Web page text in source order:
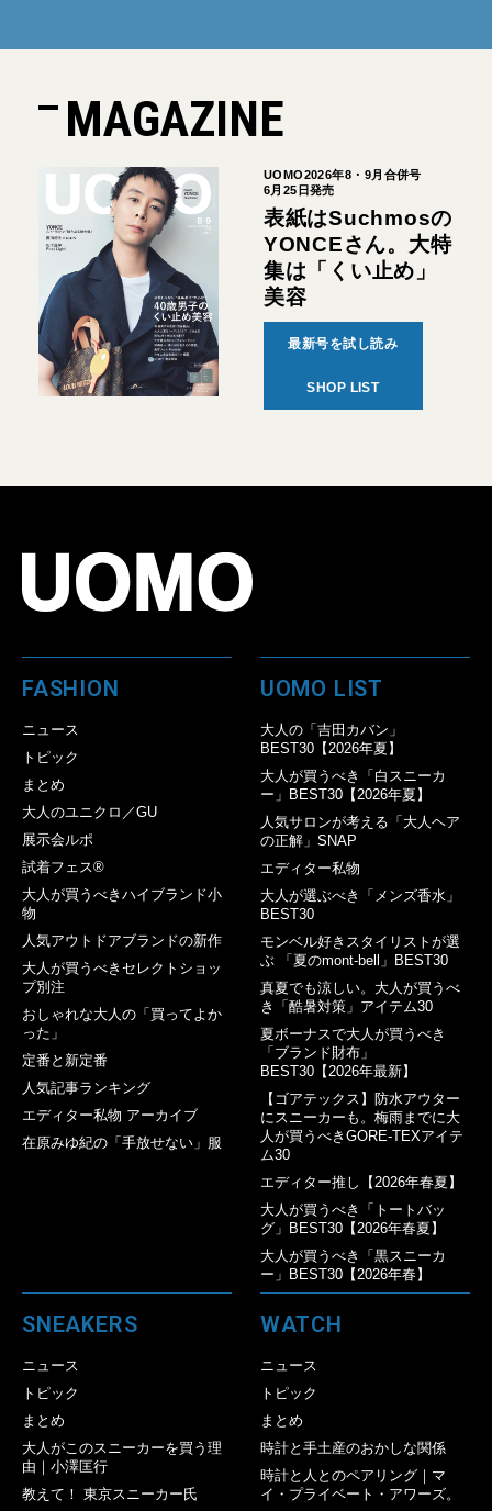
MAGAZINE
UOMO2026年8・9月合併号
6月25日発売
表紙はSuchmosの
YONCEさん。大特
集は「くい止め」
美容
最新号を試し読み
SHOP LIST
FASHION
ニュース
トピック
まとめ
大人のユニクロ／GU
展示会ルポ
試着フェス®︎
大人が買うべきハイブランド小
物
人気アウトドアブランドの新作
大人が買うべきセレクトショッ
プ別注
おしゃれな大人の「買ってよか
った」
定番と新定番
人気記事ランキング
エディター私物 アーカイブ
在原みゆ紀の「手放せない」服
UOMO LIST
大人の「吉田カバン」
BEST30【2026年夏】
大人が買うべき「白スニーカ
ー」BEST30【2026年夏】
人気サロンが考える「大人ヘア
の正解」SNAP
エディター私物
大人が選ぶべき「メンズ香水」
BEST30
モンベル好きスタイリストが選
ぶ 「夏のmont-bell」BEST30
真夏でも涼しい。大人が買うべ
き「酷暑対策」アイテム30
夏ボーナスで大人が買うべき
「ブランド財布」
BEST30【2026年最新】
【ゴアテックス】防水アウター
にスニーカーも。梅雨までに大
人が買うべきGORE-TEXアイテ
ム30
エディター推し【2026年春夏】
大人が買うべき「トートバッ
グ」BEST30【2026年春夏】
大人が買うべき「黒スニーカ
ー」BEST30【2026年春】
SNEAKERS
ニュース
トピック
まとめ
大人がこのスニーカーを買う理
由｜小澤匡行
教えて！ 東京スニーカー氏
WATCH
ニュース
トピック
まとめ
時計と手土産のおかしな関係
時計と人とのペアリング｜マ
イ・プライベート・アワーズ。